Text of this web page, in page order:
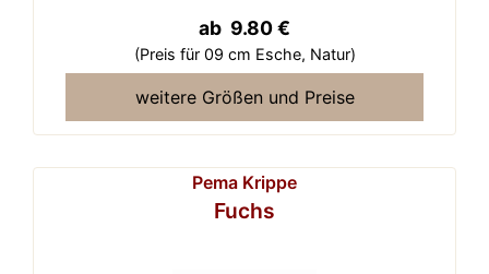
ab 9.80 €
(Preis für 09 cm Esche, Natur)
weitere Größen und Preise
Pema Krippe
Fuchs